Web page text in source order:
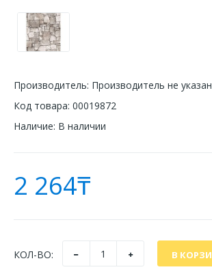
Производитель: Производитель не указан
Код товара: 00019872
Наличие: В наличии
2 264₸
КОЛ-ВО: